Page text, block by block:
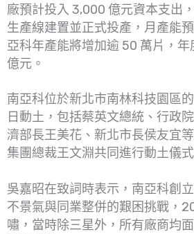
廠預計投入 3,000 億元資本支出
生產線建置並正式投產，月產能
亞科年產能將增加逾 50 萬片，
億元。
南亞科位於新北市南林科技園區
日動土，包括蔡英文總統、行政
濟部長王美花、新北市長侯友宜
集團總裁王文淵共同進行動土儀式
吳嘉昭在致詞時表示，南亞科創
不景氣與同業整併的艱困挑戰，
嘯，當時除三星外，所有廠商均